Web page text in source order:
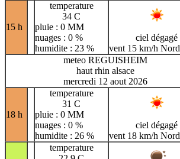
15 h
temperature
34 C
pluie : 0 MM
nuages : 0 %
humidite : 23 %
ciel dégagé
vent 15 km/h Nord
meteo REGUISHEIM
haut rhin alsace
mercredi 12 aout 2026
18 h
temperature
31 C
pluie : 0 MM
nuages : 0 %
humidite : 26 %
ciel dégagé
vent 18 km/h Nord
temperature